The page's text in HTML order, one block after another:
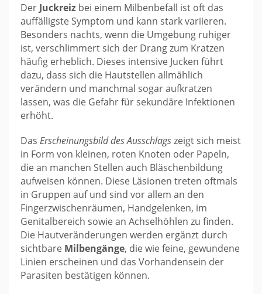
Der Juckreiz bei einem Milbenbefall ist oft das
auffälligste Symptom und kann stark variieren.
Besonders nachts, wenn die Umgebung ruhiger
ist, verschlimmert sich der Drang zum Kratzen
häufig erheblich. Dieses intensive Jucken führt
dazu, dass sich die Hautstellen allmählich
verändern und manchmal sogar aufkratzen
lassen, was die Gefahr für sekundäre Infektionen
erhöht.
Das Erscheinungsbild des Ausschlagszeigt sich meist
in Form von kleinen, roten Knoten oder Papeln,
die an manchen Stellen auch Bläschenbildung
aufweisen können. Diese Läsionen treten oftmals
in Gruppen auf und sind vor allem an den
Fingerzwischenräumen, Handgelenken, im
Genitalbereich sowie an Achselhöhlen zu finden.
Die Hautveränderungen werden ergänzt durch
sichtbare Milbengänge, die wie feine, gewundene
Linien erscheinen und das Vorhandensein der
Parasiten bestätigen können.